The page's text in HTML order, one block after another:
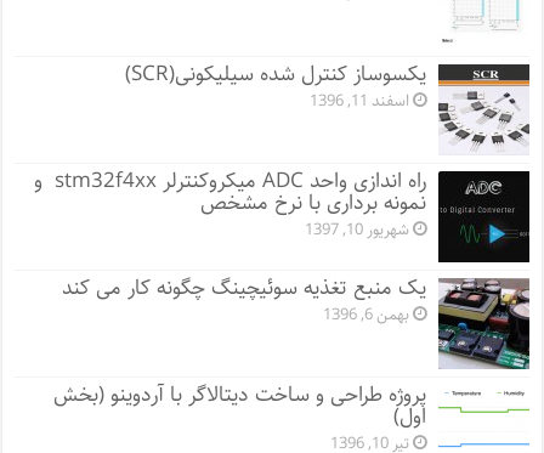
یکسوساز کنترل شده سیلیکونی(SCR)
اسفند 11, 1396
راه اندازی واحد ADC میکروکنترلر stm32f4xx و
نمونه برداری با نرخ مشخص
شهریور 10, 1397
یک منبع تغذیه سوئیچینگ چگونه کار می کند
بهمن 6, 1396
پروژه طراحی و ساخت دیتالاگر با آردوینو (بخش
اول)
تیر 10, 1396